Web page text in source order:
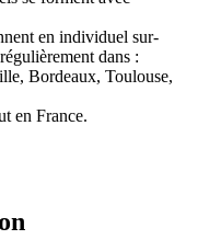
en individuel sur-
dans :
Bordeaux, Toulouse,
en France.